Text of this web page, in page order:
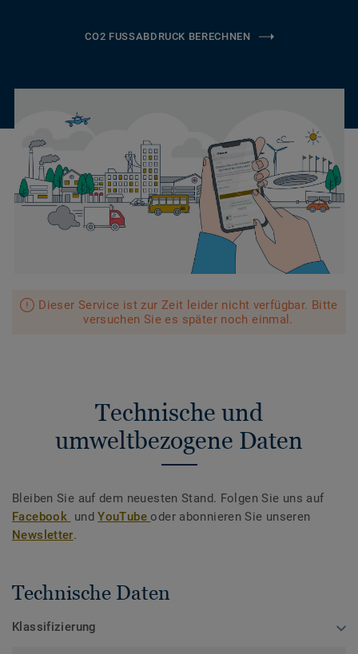
CO2 FUSSABDRUCK BERECHNEN
Dieser Service ist zur Zeit leider nicht verfügbar. Bitte
versuchen Sie es später noch einmal.
Technische und
umweltbezogene Daten
Bleiben Sie auf dem neuesten Stand. Folgen Sie uns auf
Facebook undYouTubeoder abonnieren Sie unseren
Newsletter.
Technische Daten
Klassifizierung